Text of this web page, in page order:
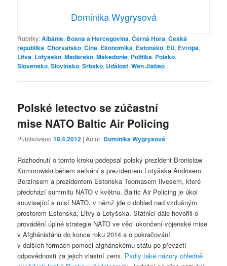
Dominika Wygrysová
Rubriky:Albánie, Bosna a Hercegovina,Černá Hora,Česká
republika,Chorvatsko,Čína, Ekonomika, Estonsko, EU, Evropa,
Litva, Lotyšsko,Maďarsko,Makedonie, Politika, Polsko,
Slovensko,Slovinsko,Srbsko, Událost,Wen Jiabao
Polské letectvo se zúčastní
mise NATO Baltic Air Policing
Publikováno18.4.2012 | Autor: Dominika Wygrysová
Rozhodnutí o tomto kroku podepsal polský prezident Bronislaw
Komorowski během setkání s prezidentem Lotyšska Andrisem
Berzinsem a prezidentem Estonska Toomasem Ilvesem, které
předchází summitu NATO v květnu. Baltic Air Policing je úkol
související s misí NATO, v němž jde o dohled nad vzdušným
prostorem Estonska, Litvy a Lotyšska. Státnici dále hovořili o
provádění úplné strategie NATO ve věci ukončení vojenské mise
v Afghánistánu do konce roku 2014 a o pokračování
v dalších formách pomoci afghánskému státu po převzetí
odpovědnosti za jejich vlastní zemi. Padly také názory ohledně